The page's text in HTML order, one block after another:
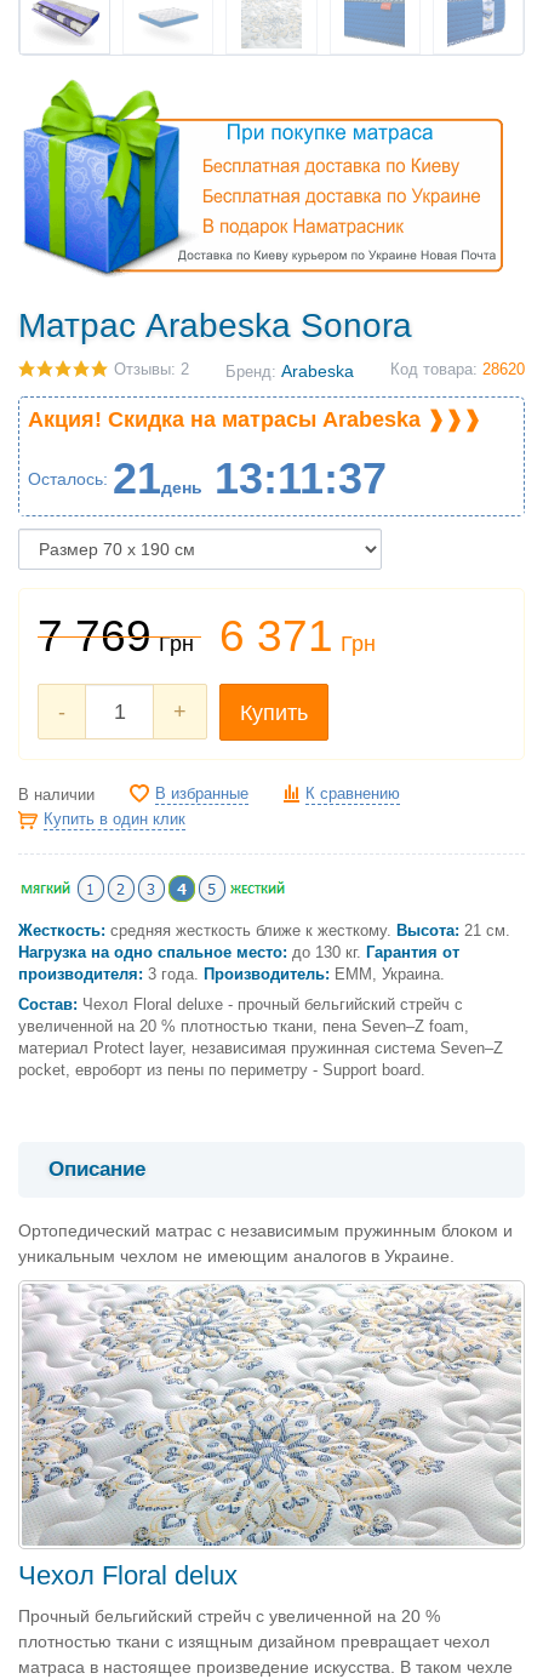
Матрас Arabeska Sonora
Отзывы: 2 Бренд: Arabeska Код товара: 28620
Акция! Скидка на матрасы Arabeska ❱❱❱
Осталось 21день 13 11 36
7 769 Грн 6 371 Грн
- + Купить
В наличии В избранные
К сравнению
Купить в один клик
Жесткость: средняя жесткость ближе к жесткому. Высота: 21 см.
Нагрузка на одно спальное место: до 130 кг. Гарантия от
производителя: 3 года. Производитель: ЕММ, Украина.
Состав: Чехол Floral deluxe - прочный бельгийский стрейч с
увеличенной на 20 % плотностью ткани, пена Seven–Z foam,
материал Protect layer, независимая пружинная система Seven–Z
pocket, евроборт из пены по периметру - Support board.
Описание
Ортопедический матрас с независимым пружинным блоком и
уникальным чехлом не имеющим аналогов в Украине.
Чехол Floral delux
Прочный бельгийский стрейч с увеличенной на 20 %
плотностью ткани с изящным дизайном превращает чехол
матраса в настоящее произведение искусства. В таком чехле